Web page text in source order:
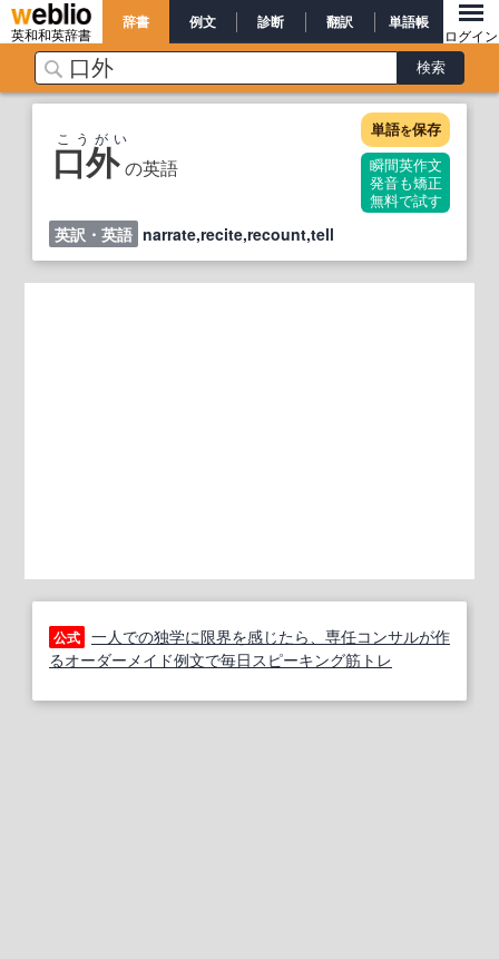
英和和英辞書
辞書 例文 診断 翻訳 単語帳
ログイン
口外 の英語
こうがい 単語を保存
瞬間英作文
発音も矯正
無料で試す
英訳・英語 narrate,recite,recount,tell
公式 一人での独学に限界を感じたら、専任コンサルが作
るオーダーメイド例文で毎日スピーキング筋トレ